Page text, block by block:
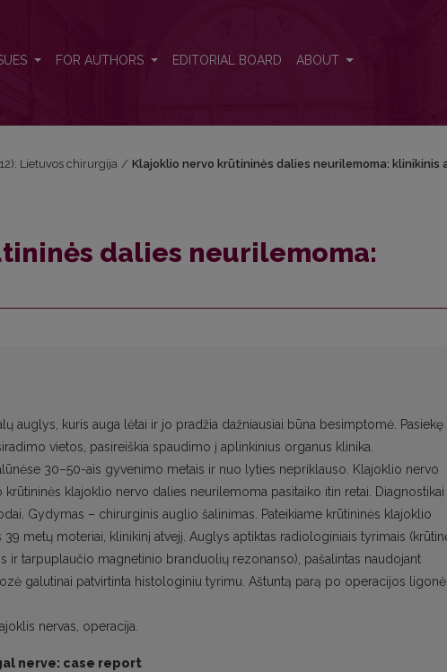
FOR AUTHORS EDITORIAL BOARD ABOUT
Lietuvos chirurgija / Klajoklio nervo krūtininės dalies neurilemoma: klinikinis
dalies neurilemoma:
auglys, kuris auga lėtai ir jo pradžia dažniausiai būna besimptomė. Pasiekę
vietos, pasireiškia spaudimo į aplinkinius organus klinika.
30–50-ais gyvenimo metais ir nuo lyties nepriklauso. Klajoklio nervo
klajoklio nervo dalies neurilemoma pasitaiko itin retai. Diagnostikai
Gydymas – chirurginis auglio šalinimas. Pateikiame krūtininės klajoklio
metų moteriai, klinikinį atvejį. Auglys aptiktas radiologiniais tyrimais
ir tarpuplaučio magnetinio branduolių rezonanso), pašalintas naudojant
galutinai patvirtinta histologiniu tyrimu. Aštuntą parą po operacijos ligonė
nervas, operacija.
nerve: case report